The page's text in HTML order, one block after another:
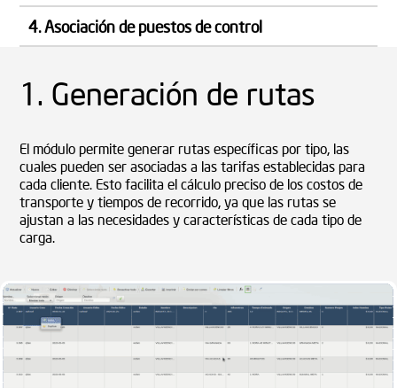
4. Asociación de puestos de control
1. Generación de rutas
El módulo permite generar rutas específicas por tipo, las
cuales pueden ser asociadas a las tarifas establecidas para
cada cliente. Esto facilita el cálculo preciso de los costos de
transporte y tiempos de recorrido, ya que las rutas se
ajustan a las necesidades y características de cada tipo de
carga.